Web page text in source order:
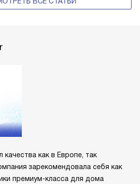
как в Европе, так
зарекомендовала себя как
премиум-класса для дома